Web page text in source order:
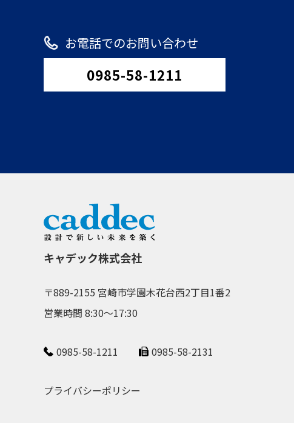
お電話でのお問い合わせ
0985-58-1211
キャデック株式会社
〒889-2155 宮崎市学園木花台西2丁目1番2
営業時間 8:30～17:30
0985-58-1211 0985-58-2131
プライバシーポリシー